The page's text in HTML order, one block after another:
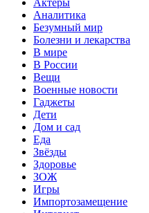
Аналитика
Безумный мир
Болезни и лекарства
В мире
В России
Вещи
Военные новости
Гаджеты
Дети
Дом и сад
Еда
Звёзды
Здоровье
ЗОЖ
Игры
Импортозамещение